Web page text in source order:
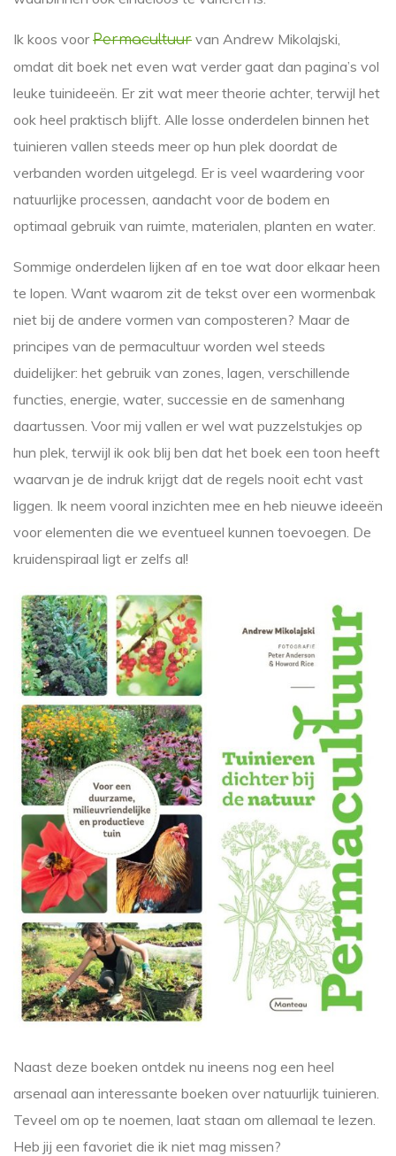
Ik koos voorPermacultuur van Andrew Mikolajski,
omdat dit boek net even wat verder gaat dan pagina’s vol
leuke tuinideeën. Er zit wat meer theorie achter, terwijl het
ook heel praktisch blijft. Alle losse onderdelen binnen het
tuinieren vallen steeds meer op hun plek doordat de
verbanden worden uitgelegd. Er is veel waardering voor
natuurlijke processen, aandacht voor de bodem en
optimaal gebruik van ruimte, materialen, planten en water.
Sommige onderdelen lijken af en toe wat door elkaar heen
te lopen. Want waarom zit de tekst over een wormenbak
niet bij de andere vormen van composteren? Maar de
principes van de permacultuur worden wel steeds
duidelijker: het gebruik van zones, lagen, verschillende
functies, energie, water, successie en de samenhang
daartussen. Voor mij vallen er wel wat puzzelstukjes op
hun plek, terwijl ik ook blij ben dat het boek een toon heeft
waarvan je de indruk krijgt dat de regels nooit echt vast
liggen. Ik neem vooral inzichten mee en heb nieuwe ideeën
voor elementen die we eventueel kunnen toevoegen. De
kruidenspiraal ligt er zelfs al!
Naast deze boeken ontdek nu ineens nog een heel
arsenaal aan interessante boeken over natuurlijk tuinieren.
Teveel om op te noemen, laat staan om allemaal te lezen.
Heb jij een favoriet die ik niet mag missen?